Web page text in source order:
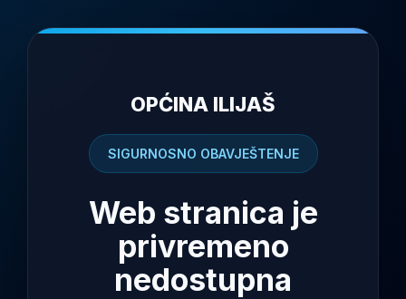
OPĆINA ILIJAŠ
SIGURNOSNO OBAVJEŠTENJE
Web stranica je
privremeno
nedostupna